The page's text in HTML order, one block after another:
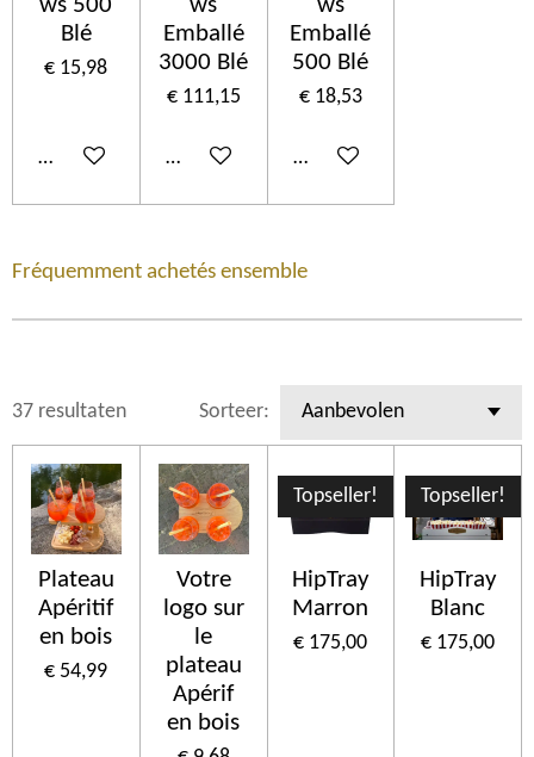
ws 500
Blé
€ 15,98
In winkelwagen
ws
Emballé
3000 Blé
€ 111,15
In winkelwagen
ws
Emballé
500 Blé
€ 18,53
In winkelwagen
Fréquemment achetés ensemble
37 resultaten Sorteer:
Plateau
Apéritif
en bois
€ 54,99
Votre
logo sur
le
plateau
Apérif
en bois
Topseller!
HipTray
Marron
€ 175,00
Topseller!
HipTray
Blanc
€ 175,00